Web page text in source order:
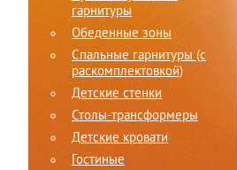
гарнитуры
Обеденные зоны
Спальные гарнитуры (c
раскомплектовкой)
Детские стенки
Столы-трансформеры
Детские кровати
Гостиные